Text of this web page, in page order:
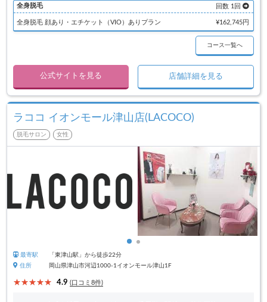
全身脱毛 回数 1回
全身脱毛 顔あり・エチケット（VIO）ありプラン ¥162,745円
コース一覧へ
公式サイトを見る 店舗詳細を見る
ラココ イオンモール津山店(LACOCO)
脱毛サロン 女性
最寄駅
「東津山駅」から徒歩22分
住所
岡山県津山市河辺1000-1イオンモール津山1F
4.9 (口コミ8件)